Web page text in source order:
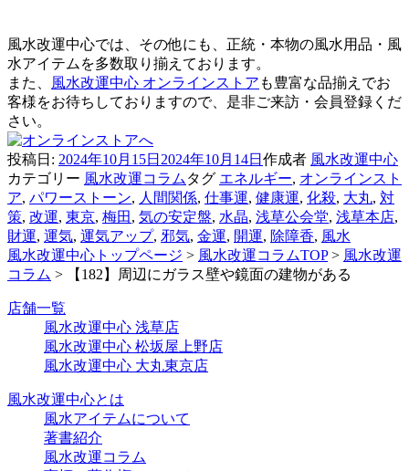
風水改運中心では、その他にも、正統・本物の風水用品・風
水アイテムを多数取り揃えております。
また、
風水改運中心 オンラインストア も豊富な品揃えでお
客様をお待ちしておりますので、是非ご来訪・会員登録くだ
さい。
投稿日: 2024年10月15日 2024年10月14日 作成者 風水改運中心
カテゴリー 風水改運コラム タグ エネルギー, オンラインスト
ア, パワーストーン, 人間関係, 仕事運, 健康運, 化殺, 大丸, 対
策, 改運, 東京, 梅田 , 気の安定盤, 水晶, 浅草公会堂, 浅草本店,
財運, 運気, 運気アップ, 邪気, 金運, 開運, 除障香, 風水
風水改運中心トップページ > 風水改運コラムTOP> 風水改運
コラム > 【182】周辺にガラス壁や鏡面の建物がある
店舗一覧
風水改運中心 浅草店
風水改運中心 松坂屋上野店
風水改運中心 大丸東京店
風水改運中心とは
風水アイテムについて
著書紹介
風水改運コラム